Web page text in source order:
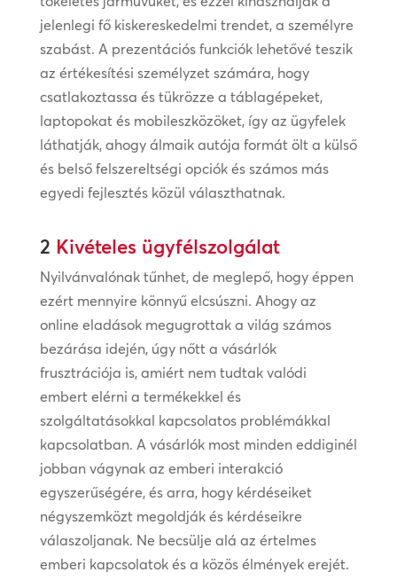
jelenlegi fő kiskereskedelmi trendet, a személyre
szabást. A prezentációs funkciók lehetővé teszik
az értékesítési személyzet számára, hogy
csatlakoztassa és tükrözze a táblagépeket,
laptopokat és mobileszközöket, így az ügyfelek
láthatják, ahogy álmaik autója formát ölt a külső
és belső felszereltségi opciók és számos más
egyedi fejlesztés közül választhatnak.
2 Kivételes ügyfélszolgálat
Nyilvánvalónak tűnhet, de meglepő, hogy éppen
ezért mennyire könnyű elcsúszni. Ahogy az
online eladások megugrottak a világ számos
bezárása idején, úgy nőtt a vásárlók
frusztrációja is, amiért nem tudtak valódi
embert elérni a termékekkel és
szolgáltatásokkal kapcsolatos problémákkal
kapcsolatban. A vásárlók most minden eddiginél
jobban vágynak az emberi interakció
egyszerűségére, és arra, hogy kérdéseiket
négyszemközt megoldják és kérdéseikre
válaszoljanak. Ne becsülje alá az értelmes
emberi kapcsolatok és a közös élmények erejét.